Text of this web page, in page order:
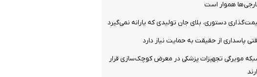
هموار است
دستوری، بلای جان تولیدی که یارانه نمی‌گیرد
پاسداری از حقیقت به حمایت نیاز دارد
مویرگی تجهیزات پزشکی در معرض کوچک‌سازی قرار